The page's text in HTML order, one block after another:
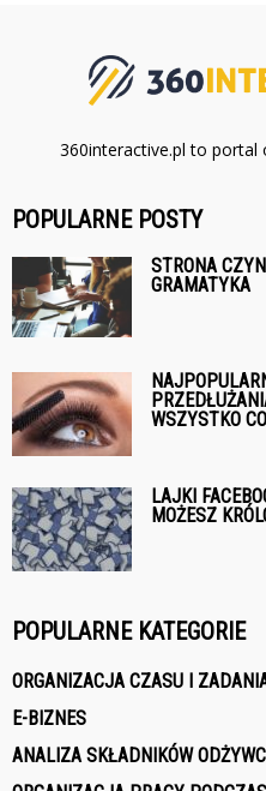
360interactive.pl to portal
POPULARNE POSTY
STRONA
GRAMATYKA
WSZYSTKO
LAJKI
MOŻESZ
POPULARNE KATEGORIE
ORGANIZACJA CZASU I
E-BIZNES
ANALIZA SKŁADNIKÓW